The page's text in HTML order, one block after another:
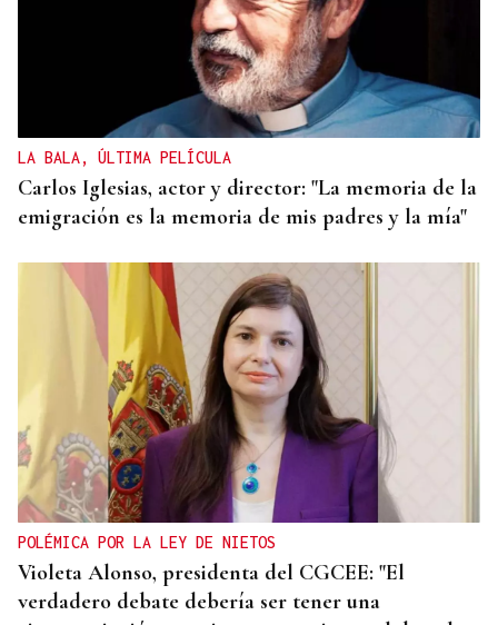
LA BALA, ÚLTIMA PELÍCULA
Carlos Iglesias, actor y director: "La memoria de la
emigración es la memoria de mis padres y la mía"
POLÉMICA POR LA LEY DE NIETOS
Violeta Alonso, presidenta del CGCEE: "El
verdadero debate debería ser tener una